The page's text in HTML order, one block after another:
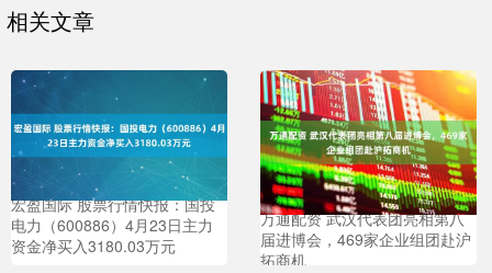
相关文章
宏盈国际 股票行情快报：国投
电力（600886）4月23日主力
资金净买入3180.03万元
万通配资 武汉代表团亮相第八
届进博会，469家企业组团赴沪
拓商机